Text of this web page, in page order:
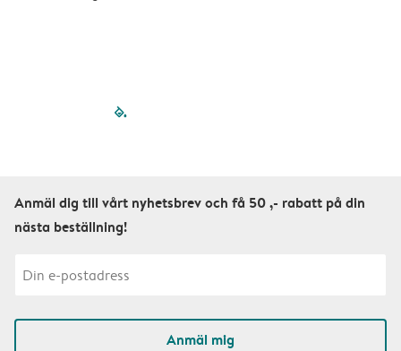
filled-pagination
Anmäl dig till vårt nyhetsbrev och få 50 ,- rabatt på din
nästa beställning!
Anmäl mig